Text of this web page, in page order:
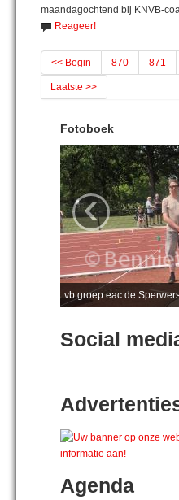
maandagochtend bij KNVB-
Reageer!
<< Begin 870 871
Laatste >>
Fotoboek
vb groep eac de
‹
Social
Agenda